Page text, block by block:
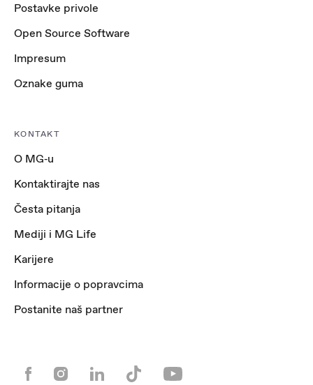
Postavke privole
Open Source Software
Impresum
Oznake guma
KONTAKT
O MG‑u
Kontaktirajte nas
Česta pitanja
Mediji i MG Life
Karijere
Informacije o popravcima
Postanite naš partner